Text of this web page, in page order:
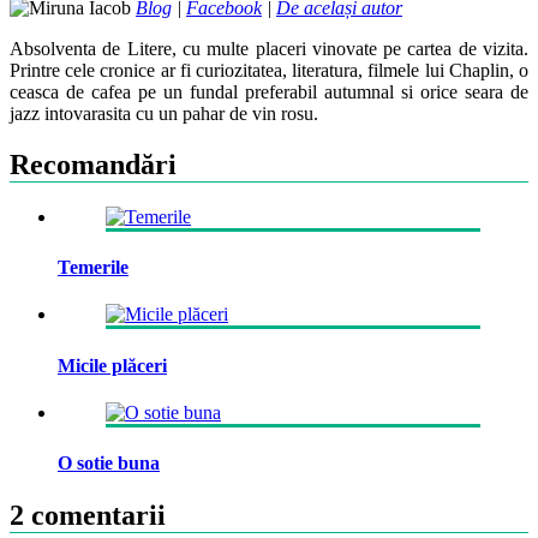
Blog | Facebook| De același autor
Absolventa de Litere, cu multe placeri vinovate pe cartea de vizita.
Printre cele cronice ar fi curiozitatea, literatura, filmele lui Chaplin, o
ceasca de cafea pe un fundal preferabil autumnal si orice seara de
jazz intovarasita cu un pahar de vin rosu.
Recomandări
Temerile
Micile plăceri
O sotie buna
2 comentarii